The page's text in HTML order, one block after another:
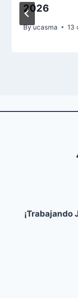
2026
Byucasma 13
¡Trabajando